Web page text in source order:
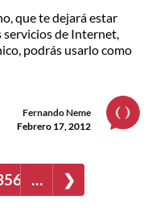
que te dejará estar
servicios de Internet,
podrás usarlo como
Fernando Neme
Febrero 17, 2012
… ❯